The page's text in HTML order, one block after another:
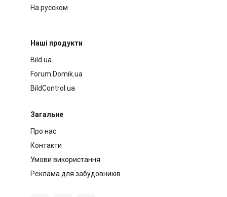
На русском
Наші продукти
Bild.ua
Forum.Domik.ua
BildControl.ua
Загальне
Про нас
Контакти
Умови використання
Реклама для забудовників